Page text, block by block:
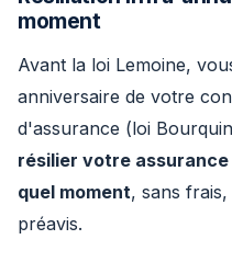
moment
Avant la loi Lemoine,
anniversaire de votre
d'assurance (loi
résilier votre
quel moment, sans
préavis.